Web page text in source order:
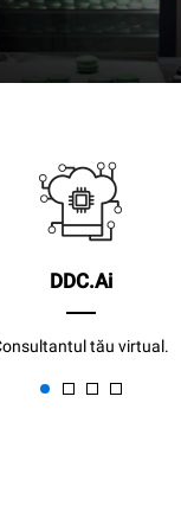
DDC.Ai
tău virtual.